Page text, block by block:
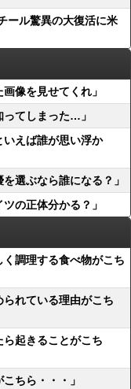
ール驚異の大復活に米
像を見せてくれ」
てしまった…」
えば誰が思い浮か
選ぶなら誰になる？」
の正体分かる？」
調理する食べ物がこち
れている理由がこち
起きることがこち
ちら・・・」